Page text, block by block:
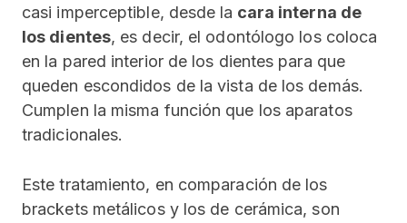
casi imperceptible, desde la cara interna de
los dientes, es decir, el odontólogo los coloca
en la pared interior de los dientes para que
queden escondidos de la vista de los demás.
Cumplen la misma función que los aparatos
tradicionales.
Este tratamiento, en comparación de los
brackets metálicos y los de cerámica, son